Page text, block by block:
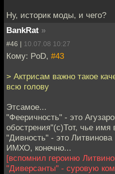
Ну, историк моды, и чего?
BankRat »
#46 | 10.07.08 10:27
Кому: PoD, #43
> Актрисам важно такое
всю голову
Этсамое...
"Фееричность" - это
обострения"(с)Тот, чье имя
"Дивность" - это Литвинова
ИМХО, конечно...
[вспомнил героиню
"Диверсанты" - суровую